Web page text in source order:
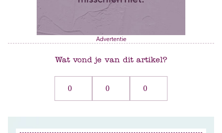
Advertentie
Wat vond je van dit artikel?
0 0 0